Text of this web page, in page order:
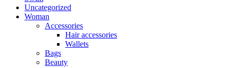
Uncategorized
Woman
Accessories
Hair accessories
Wallets
Bags
Beauty